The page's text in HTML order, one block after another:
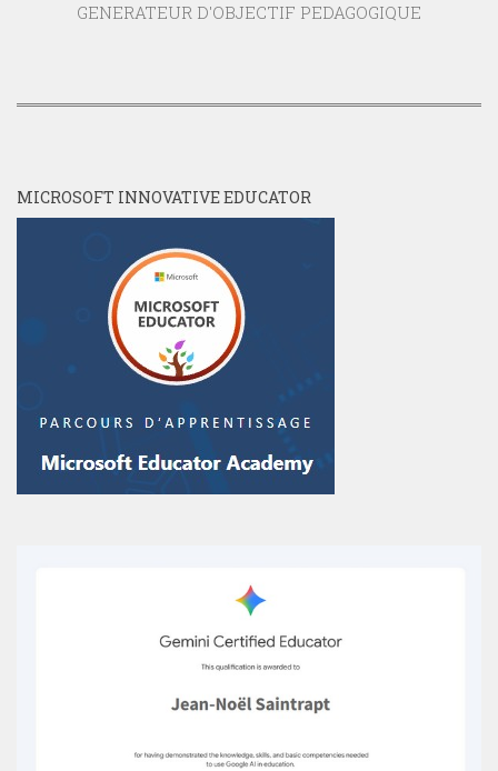
GENERATEUR D'OBJECTIF PEDAGOGIQUE
MICROSOFT INNOVATIVE EDUCATOR